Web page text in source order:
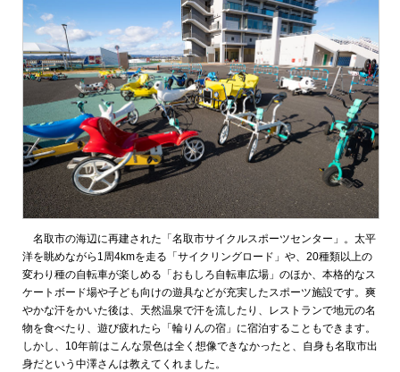
名取市の海辺に再建された「名取市サイクルスポーツセンター」。太平
洋を眺めながら1周4kmを走る「サイクリングロード」や、20種類以上の
変わり種の自転車が楽しめる「おもしろ自転車広場」のほか、本格的なス
ケートボード場や子ども向けの遊具などが充実したスポーツ施設です。爽
やかな汗をかいた後は、天然温泉で汗を流したり、レストランで地元の名
物を食べたり、遊び疲れたら「輪りんの宿」に宿泊することもできます。
しかし、10年前はこんな景色は全く想像できなかったと、自身も名取市出
身だという中澤さんは教えてくれました。